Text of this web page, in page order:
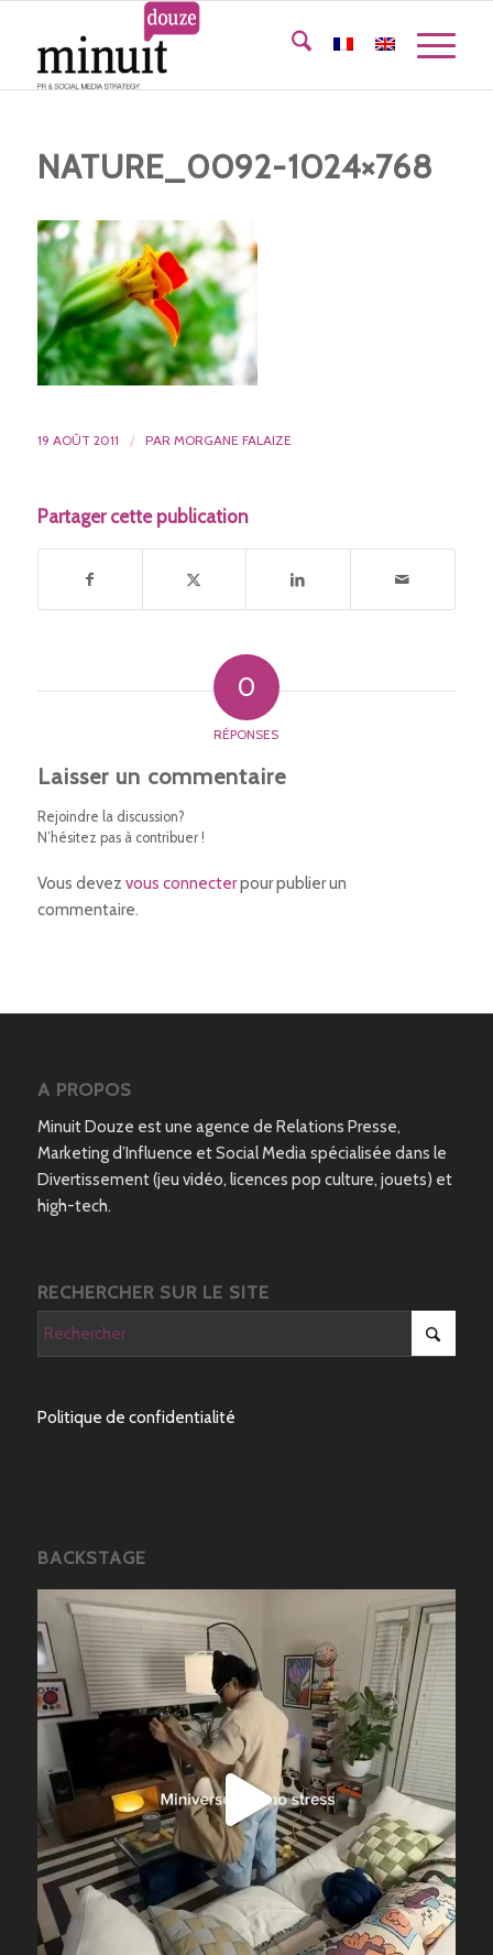
NATURE_0092-1024×768
19 AOÛT 2011 / PAR MORGANE FALAIZE
Partager cette publication
0
RÉPONSES
Laisser un commentaire
Rejoindre la discussion?
N’hésitez pas à contribuer !
Vous devez vous connecterpour publier un
commentaire.
A PROPOS
Minuit Douze est une agence de Relations Presse,
Marketing d’Influence et Social Media spécialisée dans le
Divertissement (jeu vidéo, licences pop culture, jouets) et
high-tech.
RECHERCHER SUR LE SITE
Politique de confidentialité
BACKSTAGE